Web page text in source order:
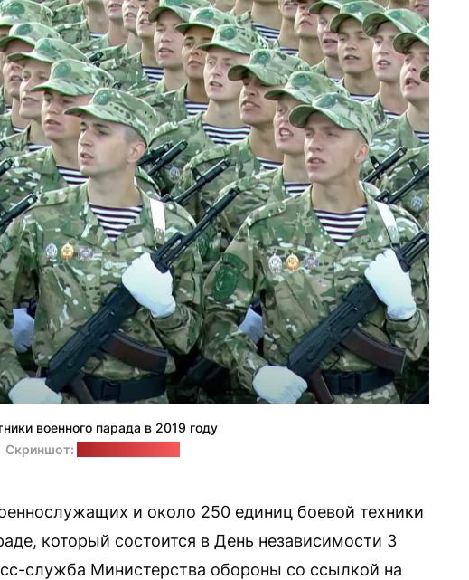
военного парада в 2019 году
Скриншот:
и около 250 единиц боевой техники
который состоится в День независимости 3
служба Министерства обороны со ссылкой на